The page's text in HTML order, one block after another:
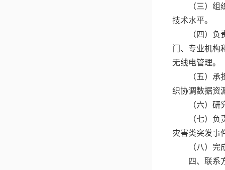
（三）
技术水平。
（四）
门、专业机构
无线电管理。
（五）
织协调数据资
（六）
（七）
灾害类突发事
（八）
四、联系